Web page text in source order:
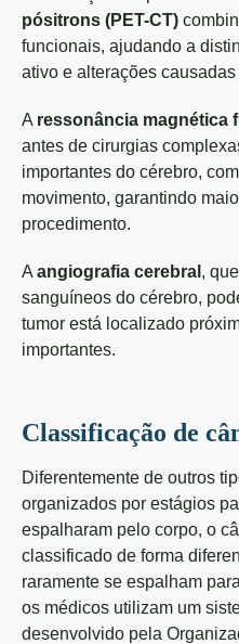
pósitrons (PET-CT)
funcionais, ajudando a
ativo e alterações
A ressonância magnética
antes de cirurgias
importantes do cérebro,
movimento, garantindo
procedimento.
A angiografia cerebral ,
sanguíneos do cérebro,
tumor está localizado
importantes.
Classificação de
Diferentemente de outros
organizados por estágios
espalharam pelo corpo, o
classificado de forma
raramente se espalham
os médicos utilizam um
desenvolvido pela